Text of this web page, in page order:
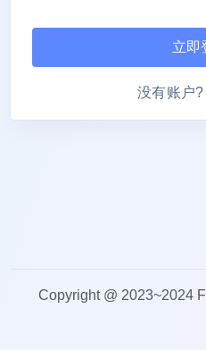
立即
没有账户?
Copyright @ 2023~2024